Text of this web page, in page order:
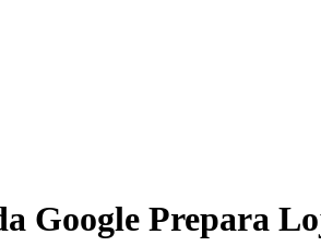
Google Prepara